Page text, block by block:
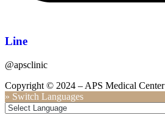
Line
@apsclinic
Copyright © 2024 – APS Medical Center
» Switch Languages